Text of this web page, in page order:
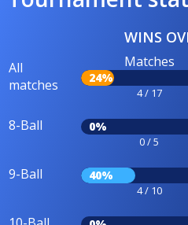
WINS
All
matches
Matches
24%
4 / 17
8-Ball 0%
0 / 5
9-Ball 40%
4 / 10